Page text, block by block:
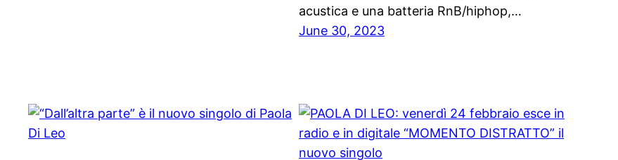
acustica e una batteria RnB/hiphop,…
June 30, 2023